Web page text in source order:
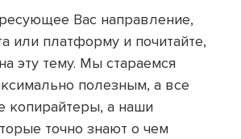
Вас направление,
или платформу и почитайте,
эту тему. Мы стараемся
полезным, а все
копирайтеры, а наши
точно знают о чем